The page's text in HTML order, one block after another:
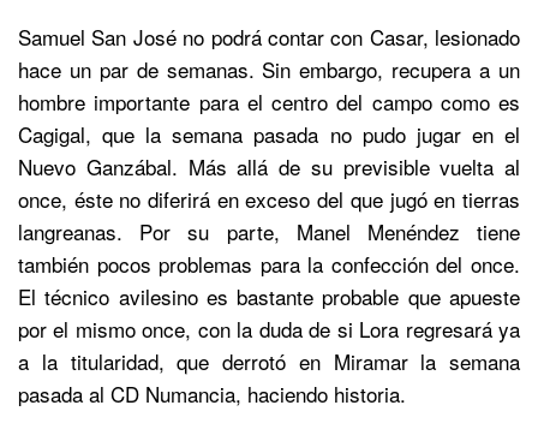
Samuel San José no podrá contar con Casar, lesionado
hace un par de semanas. Sin embargo, recupera a un
hombre importante para el centro del campo como es
Cagigal, que la semana pasada no pudo jugar en el
Nuevo Ganzábal. Más allá de su previsible vuelta al
once, éste no diferirá en exceso del que jugó en tierras
langreanas. Por su parte, Manel Menéndez tiene
también pocos problemas para la confección del once.
El técnico avilesino es bastante probable que apueste
por el mismo once, con la duda de si Lora regresará ya
a la titularidad, que derrotó en Miramar la semana
pasada al CD Numancia, haciendo historia.